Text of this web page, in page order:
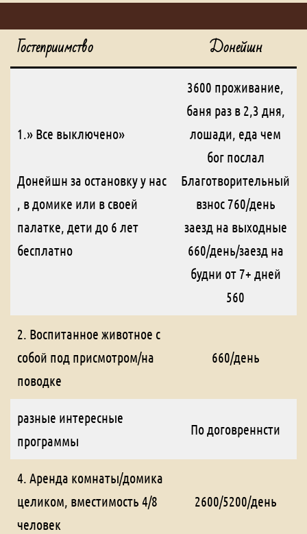
Гостеприимство Донейшн
1.» Все выключено»
Донейшн за остановку у нас
, в домике или в своей
палатке, дети до 6 лет
бесплатно
3600 проживание,
баня раз в 2,3 дня,
лошади, еда чем
бог послал
Благотворительный
взнос 760/день
заезд на выходные
660/день/заезд на
будни от 7+ дней
560
2. Воспитанное животное с
собой под присмотром/на
поводке
660/день
разные интересные
программы
По договреннсти
4. Аренда комнаты/домика
целиком, вместимость 4/8
человек
2600/5200/день